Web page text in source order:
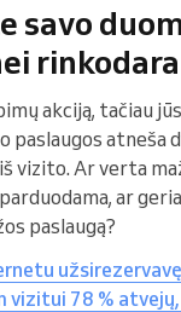
savo
akciją, tačiau
paslaugos atneša
vizito. Ar verta
ar
paslaugą?
vizitui 78 %